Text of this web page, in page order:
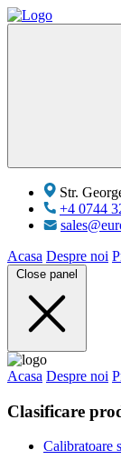
Str.
+4 0744
Acasa Despre noi
Close panel
Acasa Despre noi
Clasificare
Calibratoare